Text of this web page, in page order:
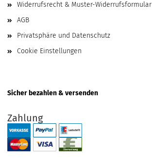
Widerrufsrecht & Muster-Widerrufsformular
AGB
Privatsphäre und Datenschutz
Cookie Einstellungen
Sicher bezahlen & versenden
Zahlung